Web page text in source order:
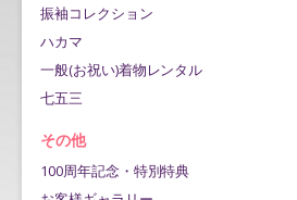
振袖コレクション
ハカマ
一般(お祝い)着物レンタル
七五三
その他
100周年記念・特別特典